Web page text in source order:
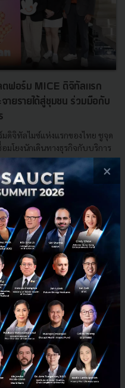
ตฟอร์ม MICE ดิจิทัลแรก
จายรายได้สู่ชุมชน ร่วมมือกับ
มดิจิทัลไมซ์แห่งแรกของไทย ชูจุด
มโยงนักเดินทางธุรกิจกับบริการ
นและกระ...
5375
9500
×